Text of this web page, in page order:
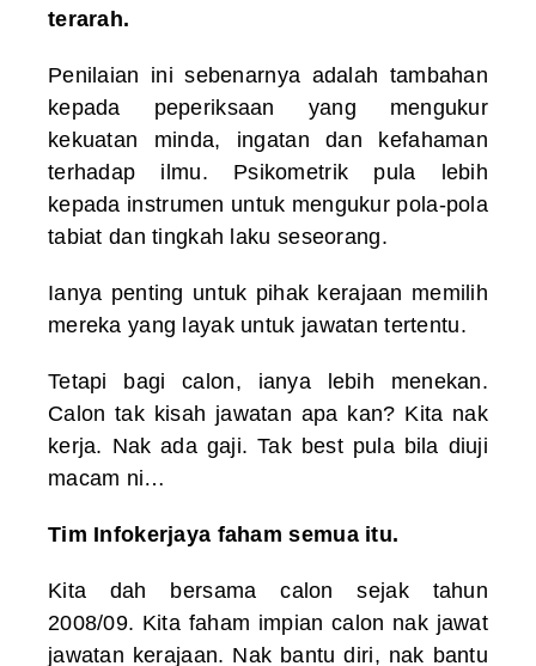
terarah.
Penilaian ini sebenarnya adalah tambahan
kepada peperiksaan yang mengukur
kekuatan minda, ingatan dan kefahaman
terhadap ilmu. Psikometrik pula lebih
kepada instrumen untuk mengukur pola-pola
tabiat dan tingkah laku seseorang.
Ianya penting untuk pihak kerajaan memilih
mereka yang layak untuk jawatan tertentu.
Tetapi bagi calon, ianya lebih menekan.
Calon tak kisah jawatan apa kan? Kita nak
kerja. Nak ada gaji. Tak best pula bila diuji
macam ni…
Tim Infokerjaya faham semua itu.
Kita dah bersama calon sejak tahun
2008/09. Kita faham impian calon nak jawat
jawatan kerajaan. Nak bantu diri, nak bantu